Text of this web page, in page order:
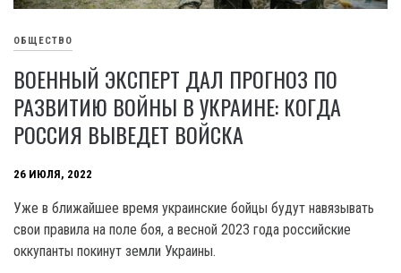
ОБЩЕСТВО
ВОЕННЫЙ ЭКСПЕРТ ДАЛ ПРОГНОЗ ПО
РАЗВИТИЮ ВОЙНЫ В УКРАИНЕ: КОГДА
РОССИЯ ВЫВЕДЕТ ВОЙСКА
26 ИЮЛЯ, 2022
Уже в ближайшее время украинские бойцы будут навязывать
свои правила на поле боя, а весной 2023 года российские
оккупанты покинут земли Украины.